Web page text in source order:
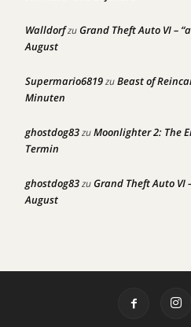
WalldorfzuGrand Theft Auto VI –
August
Supermario6819zuBeast of
Minuten
ghostdog83zuMoonlighter 2: The
Termin
ghostdog83zuGrand Theft Auto VI
August